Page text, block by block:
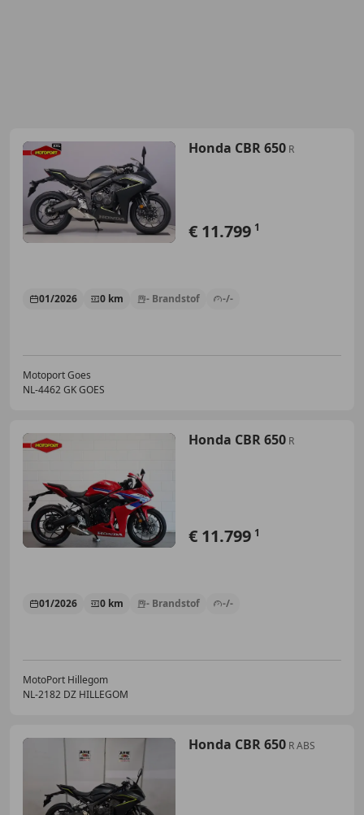
Honda CBR 650 R
€ 11.799 1
01/2026 0 km - Brandstof -/-
Motoport Goes
NL-4462 GK GOES
Honda CBR 650 R
€ 11.799 1
01/2026 0 km - Brandstof -/-
MotoPort Hillegom
NL-2182 DZ HILLEGOM
Honda CBR 650 R ABS